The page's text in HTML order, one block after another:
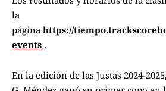
la
página https://
events .
En la edición de las Justas 2024-